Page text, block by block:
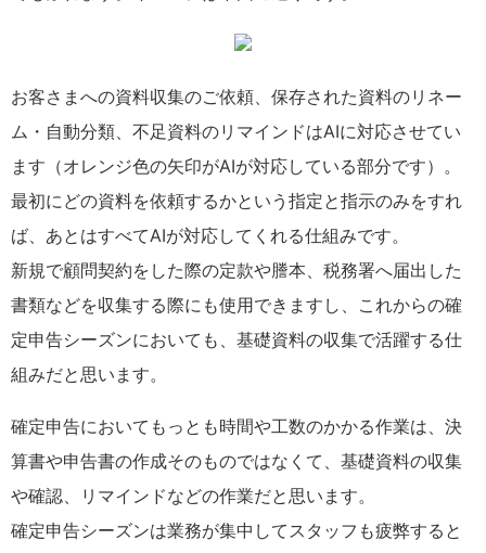
お客さまへの資料収集のご依頼、保存された資料のリネー
ム・自動分類、不足資料のリマインドはAIに対応させてい
ます（オレンジ色の矢印がAIが対応している部分です）。
最初にどの資料を依頼するかという指定と指示のみをすれ
ば、あとはすべてAIが対応してくれる仕組みです。
新規で顧問契約をした際の定款や謄本、税務署へ届出した
書類などを収集する際にも使用できますし、これからの確
定申告シーズンにおいても、基礎資料の収集で活躍する仕
組みだと思います。
確定申告においてもっとも時間や工数のかかる作業は、決
算書や申告書の作成そのものではなくて、基礎資料の収集
や確認、リマインドなどの作業だと思います。
確定申告シーズンは業務が集中してスタッフも疲弊すると